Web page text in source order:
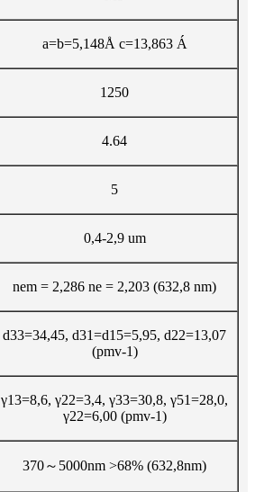
a=b=5,148Å c=13,863 Á
1250
4.64
5
0,4-2,9 um
nem = 2,286 ne = 2,203 (632,8 nm)
d33=34,45, d31=d15=5,95, d22=13,07
(pmv-1)
γ13=8,6, γ22=3,4, γ33=30,8, γ51=28,0,
γ22=6,00 (pmv-1)
370～5000nm >68% (632,8nm)